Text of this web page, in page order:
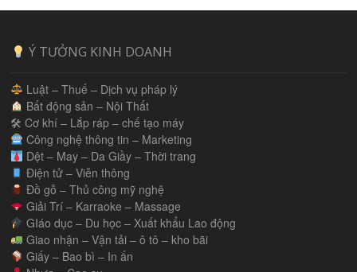
Ý TƯỞNG KINH DOANH
Luật – Thuế – Dịch vụ pháp lý
Bất động sản – Nội Thất
🛠 Cơ khí – Lắp ráp – chế tạo máy
Công nghệ thông tin – Marketing
Dệt – May – Da Giầy – Thời trang
Điện tử – Viễn thông
Đồ gỗ – Thủ công mỹ nghệ
Giải Trí – Karraoke – Massage
GIáo dục – Du học – Xuất khẩu Lao động
Giao nhận – Vận tải – ô tô – kho bãi
Giấy – Bao bì – In ấn